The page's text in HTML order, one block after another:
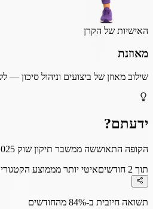
האישיות של הקרן
מאוזנת
שילוב מאוזן של ביצועים וניהול סיכון —
ידעתם?
הקופה התאוששה ממשבר תיקון שוק 2025
תוך 2 חודשים
איטי יותר מממוצע הקטגוריה (1.9
תשואה חיובית ב-84% מהחודשים